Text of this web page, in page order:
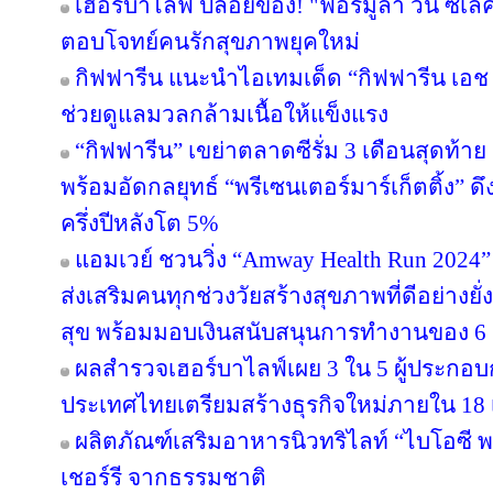
เฮอร์บาไลฟ์ ปล่อยของ! "ฟอร์มูล่า วัน ซีเ
ตอบโจทย์คนรักสุขภาพยุคใหม่
กิฟฟารีน แนะนำไอเทมเด็ด “กิฟฟารีน เอ
ช่วยดูแลมวลกล้ามเนื้อให้แข็งแรง
“กิฟฟารีน” เขย่าตลาดซีรั่ม 3 เดือนสุดท้า
พร้อมอัดกลยุทธ์ “พรีเซนเตอร์มาร์เก็ตติ้ง”
ครึ่งปีหลังโต 5%
แอมเวย์ ชวนวิ่ง “Amway Health Run
ส่งเสริมคนทุกช่วงวัยสร้างสุขภาพที่ดีอย่าง
สุข พร้อมมอบเงินสนับสนุนการทำงานของ
ผลสำรวจเฮอร์บาไลฟ์เผย 3 ใน 5 ผู้ประกอ
ประเทศไทยเตรียมสร้างธุรกิจใหม่ภายใน 18
ผลิตภัณฑ์เสริมอาหารนิวทริไลท์ “ไบโอซี
เชอร์รี จากธรรมชาติ